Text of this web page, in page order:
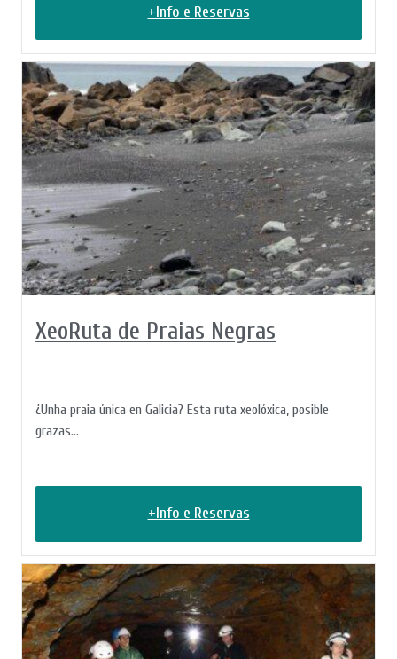
+Info e Reservas
XeoRuta de Praias Negras
¿Unha praia única en Galicia? Esta ruta xeolóxica, posible
grazas...
+Info e Reservas